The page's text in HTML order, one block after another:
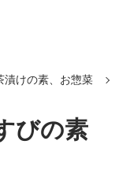
漬けの素、お惣菜
びの素